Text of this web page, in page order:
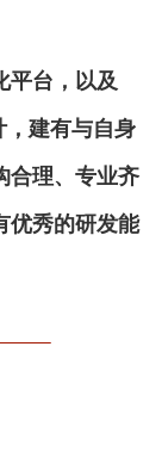
平台，以及
，建有与自身
合理、专业齐
优秀的研发能